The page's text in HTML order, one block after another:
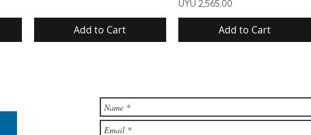
Add to Cart
Price
UYU 2,565.00
Add to Cart